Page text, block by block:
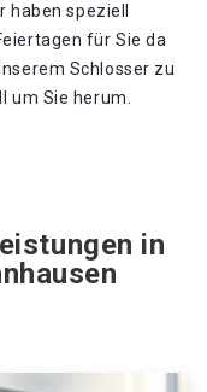
speziell
für Sie da
Schlosser zu
um Sie herum.
in